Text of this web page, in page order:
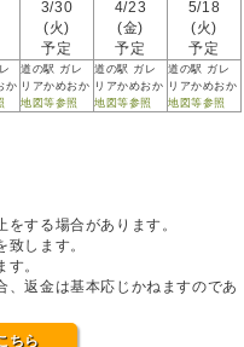
3/30
(火)
予定
4/23
(金)
予定
5/18
(火)
予定
か
道の駅 ガレ
リアかめおか
地図等参照
道の駅 ガレ
リアかめおか
地図等参照
道の駅 ガレ
リアかめおか
地図等参照
する場合があります。
します。
。
、返金は基本応じかねますのであ
ちら